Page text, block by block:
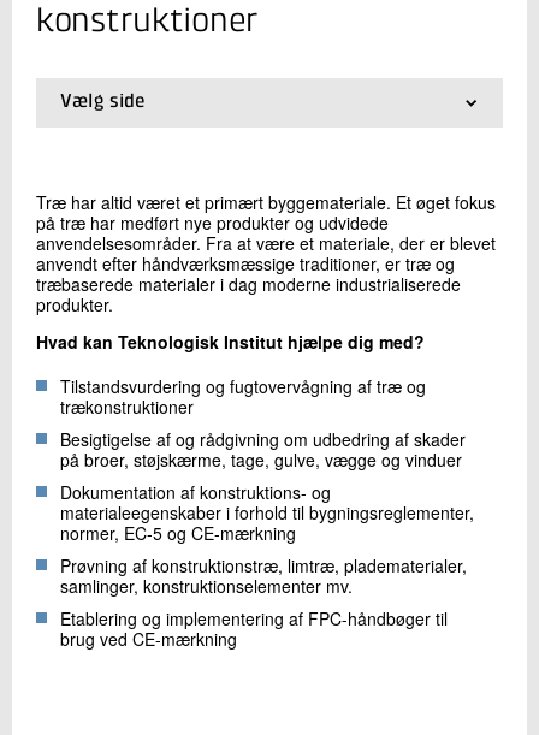
+45 72 20 12 68
Skriv til mig
konstruktioner
Vælg side
01.Forside
04.Fugtskader og skimmelsvampe
05.MgO-plader
06.Skybrud og oversvømmelse
07.Tagbelægning og -konstruktioner
08.Murværksskader og -tilstand
09.Træbeklædning og -konstruktioner
11.Tilstandsvurdering af vinduer
12.Trænebrydende svampe og insekter
13.Skader og tilstand på facader
14.Termisk og visuel inspektion af bygninger med
droner
15.Kurser vedrørende bygningers tilstand
Træ har altid været et primært byggemateriale. Et øget fokus
på træ har medført nye produkter og udvidede
anvendelsesområder. Fra at være et materiale, der er blevet
anvendt efter håndværksmæssige traditioner, er træ og
træbaserede materialer i dag moderne industrialiserede
produkter.
Hvad kan Teknologisk Institut hjælpe dig med?
Tilstandsvurdering og fugtovervågning af træ og
trækonstruktioner
Besigtigelse af og rådgivning om udbedring af skader
på broer, støjskærme, tage, gulve, vægge og vinduer
Dokumentation af konstruktions- og
materialeegenskaber i forhold til bygningsreglementer,
normer, EC-5 og CE-mærkning
Prøvning af konstruktionstræ, limtræ, pladematerialer,
samlinger, konstruktionselementer mv.
Etablering og implementering af FPC-håndbøger til
brug ved CE-mærkning